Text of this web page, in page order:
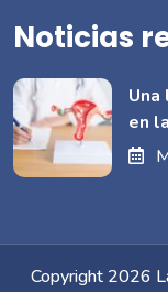
Noticias
Una
en
Copyright 2026